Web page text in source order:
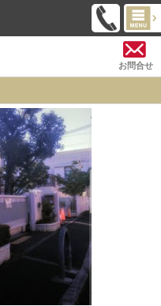
お問合せ